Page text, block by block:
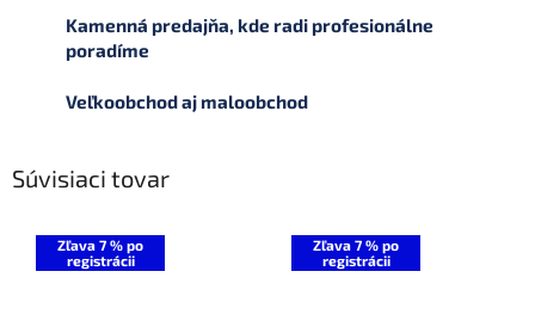
Kamenná predajňa, kde radi profesionálne
poradíme
Veľkoobchod aj maloobchod
Súvisiaci tovar
Zľava 7 % po
registrácii
Zľava 7 % po
registrácii